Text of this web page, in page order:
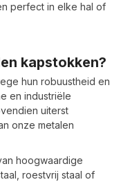
perfect in elke hal of
kapstokken?
hun robuustheid en
en industriële
uiterst
onze metalen
hoogwaardige
roestvrij staal of